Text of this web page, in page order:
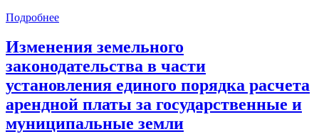
Подробнее
Изменения земельного
законодательства в части
установления единого порядка расчета
арендной платы за государственные и
муниципальные земли